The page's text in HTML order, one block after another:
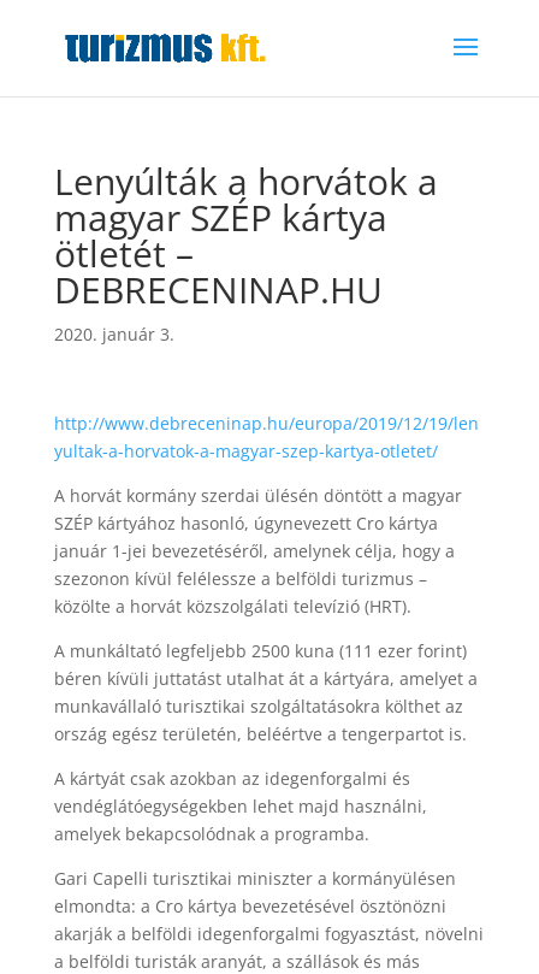
Lenyúlták a horvátok a
magyar SZÉP kártya
ötletét –
DEBRECENINAP.HU
2020. január 3.
http://www.debreceninap.hu/europa/2019/12/19/len
yultak-a-horvatok-a-magyar-szep-kartya-otletet/
A horvát kormány szerdai ülésén döntött a magyar
SZÉP kártyához hasonló, úgynevezett Cro kártya
január 1-jei bevezetéséről, amelynek célja, hogy a
szezonon kívül felélessze a belföldi turizmus –
közölte a horvát közszolgálati televízió (HRT).
A munkáltató legfeljebb 2500 kuna (111 ezer forint)
béren kívüli juttatást utalhat át a kártyára, amelyet a
munkavállaló turisztikai szolgáltatásokra költhet az
ország egész területén, beléértve a tengerpartot is.
A kártyát csak azokban az idegenforgalmi és
vendéglátóegységekben lehet majd használni,
amelyek bekapcsolódnak a programba.
Gari Capelli turisztikai miniszter a kormányülésen
elmondta: a Cro kártya bevezetésével ösztönözni
akarják a belföldi idegenforgalmi fogyasztást, növelni
a belföldi turisták aranyát, a szállások és más